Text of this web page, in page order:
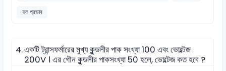
হল প্রভাব
4.একটি ট্রান্সফর্মারের মুখ্য কুন্ডলীর পাক সংখ্যা 100 এবং ভোল্টেজ
200V । এর গৌন কুন্ডলীর পাকসংখ্যা 50 হলে, ভোল্টেজ কত হবে ?